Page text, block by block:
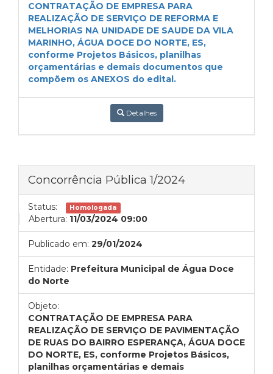
CONTRATAÇÃO DE EMPRESA PARA
REALIZAÇÃO DE SERVIÇO DE REFORMA E
MELHORIAS NA UNIDADE DE SAUDE DA VILA
MARINHO, ÁGUA DOCE DO NORTE, ES,
conforme Projetos Básicos, planilhas
orçamentárias e demais documentos que
compõem os ANEXOS do edital.
Detalhes
Concorrência Pública 1/2024
Status: Homologada
Abertura: 11/03/2024 09:00
Publicado em: 29/01/2024
Entidade: Prefeitura Municipal de Água Doce
do Norte
Objeto:
CONTRATAÇÃO DE EMPRESA PARA
REALIZAÇÃO DE SERVIÇO DE PAVIMENTAÇÃO
DE RUAS DO BAIRRO ESPERANÇA, ÁGUA DOCE
DO NORTE, ES, conforme Projetos Básicos,
planilhas orçamentárias e demais